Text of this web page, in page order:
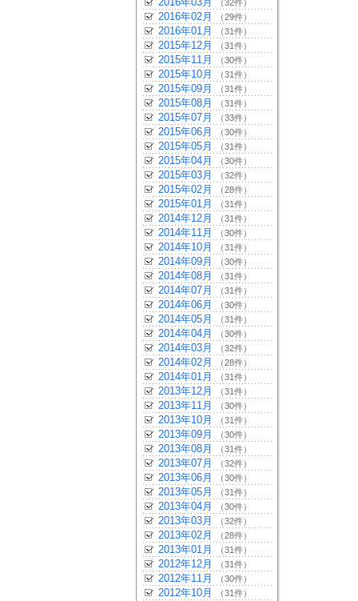
（32件）
2016年02月 （29件）
2016年01月 （31件）
2015年12月 （31件）
2015年11月 （30件）
2015年10月 （31件）
2015年09月 （31件）
2015年08月 （31件）
2015年07月 （33件）
2015年06月 （30件）
2015年05月 （31件）
2015年04月 （30件）
2015年03月 （32件）
2015年02月 （28件）
2015年01月 （31件）
2014年12月 （31件）
2014年11月 （30件）
2014年10月 （31件）
2014年09月 （30件）
2014年08月 （31件）
2014年07月 （31件）
2014年06月 （30件）
2014年05月 （31件）
2014年04月 （30件）
2014年03月 （32件）
2014年02月 （28件）
2014年01月 （31件）
2013年12月 （31件）
2013年11月 （30件）
2013年10月 （31件）
2013年09月 （30件）
2013年08月 （31件）
2013年07月 （32件）
2013年06月 （30件）
2013年05月 （31件）
2013年04月 （30件）
2013年03月 （32件）
2013年02月 （28件）
2013年01月 （31件）
2012年12月 （31件）
2012年11月 （30件）
2012年10月 （31件）